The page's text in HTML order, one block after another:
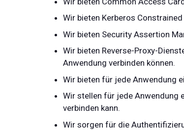
Wir bieten Kerberos
Wir bieten Security Assertion
Wir bieten Reverse-Proxy-
Anwendung verbinden können.
Wir bieten für jede Anwendung
Wir stellen für jede Anwendung
verbinden kann.
Wir sorgen für die